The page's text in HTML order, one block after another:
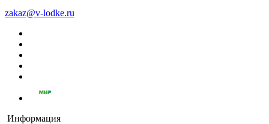
zakaz@v-lodke.ru
Информация